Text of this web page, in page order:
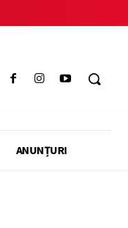
ANUNȚURI